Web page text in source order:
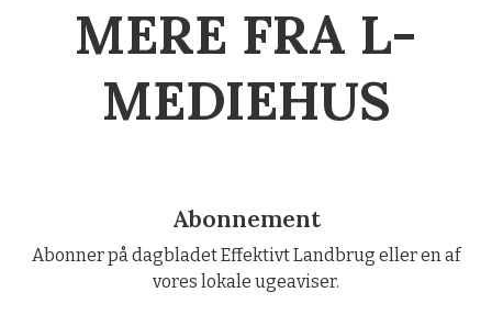
MERE FRA L-
MEDIEHUS
Abonnement
Abonner på dagbladet Effektivt Landbrug eller en af
vores lokale ugeaviser.